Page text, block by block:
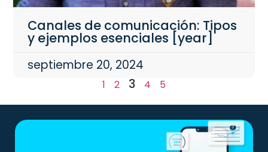
Canales de comunicación: Tipos
y ejemplos esenciales [year]
septiembre 20, 2024
1 2 3 4 5